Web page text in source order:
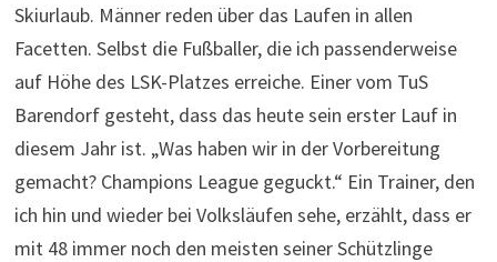
Skiurlaub. Männer reden über das Laufen in allen
Facetten. Selbst die Fußballer, die ich passenderweise
auf Höhe des LSK-Platzes erreiche. Einer vom TuS
Barendorf gesteht, dass das heute sein erster Lauf in
diesem Jahr ist. „Was haben wir in der Vorbereitung
gemacht? Champions League geguckt.“ Ein Trainer, den
ich hin und wieder bei Volksläufen sehe, erzählt, dass er
mit 48 immer noch den meisten seiner Schützlinge